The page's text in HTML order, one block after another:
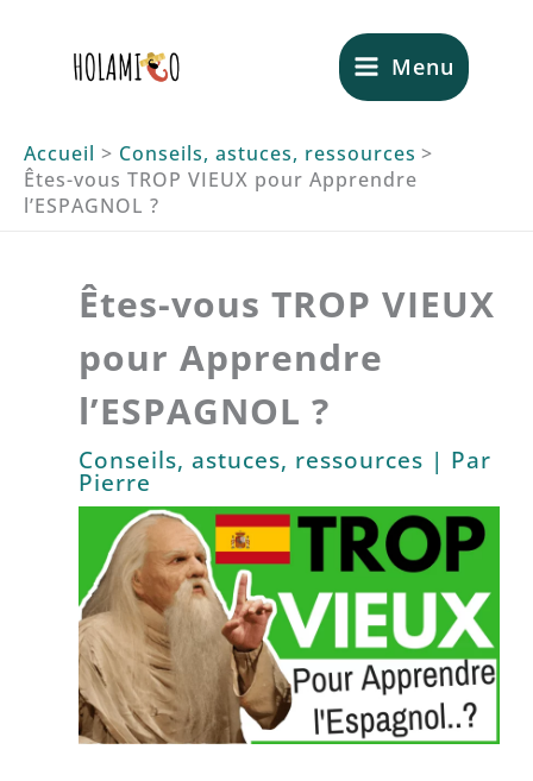
Menu
Accueil
Conseils, astuces, ressources
Êtes-vous TROP VIEUX pour Apprendre
l’ESPAGNOL ?
Êtes-vous TROP VIEUX
pour Apprendre
l’ESPAGNOL ?
Conseils, astuces, ressources | Par
Pierre